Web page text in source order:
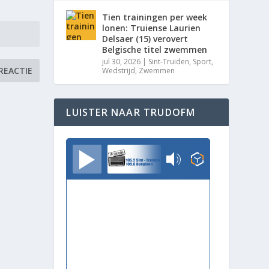
Tien trainingen per week
lonen: Truiense Laurien
Delsaer (15) verovert
Belgische titel zwemmen
jul 30, 2026 | Sint-Truiden, Sport,
Wedstrijd, Zwemmen
LUISTER NAAR TRUDOFM
TrudoFM